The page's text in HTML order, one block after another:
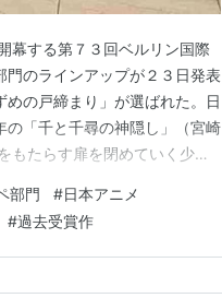
幕する第７３回ベルリン国際
のラインアップが２３日発表
の戸締まり」が選ばれた。日
「千と千尋の神隠し」（宮崎
もたらす扉を閉めていく少女
とは １：３大映画祭はヴェ
…
部門 #日本アニメ
#過去受賞作